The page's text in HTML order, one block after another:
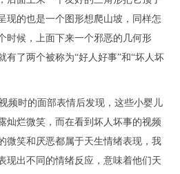
现的也是一个图形想爬山坡，同样怎
时候，上面下来一个邪恶的几何形
有了两个被称为“好人好事”和“坏人坏
频时的面部表情后发现，这些小婴儿
灿烂微笑，而在看到坏人坏事的视频
微笑和厌恶都属于天生情绪表现，我
现出不同的情绪反应，意味着他们天